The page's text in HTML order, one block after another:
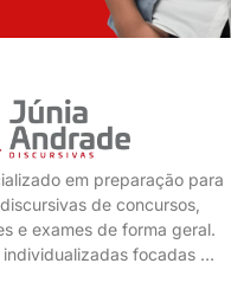
em preparação para
de concursos,
e exames de forma geral.
individualizadas focadas …